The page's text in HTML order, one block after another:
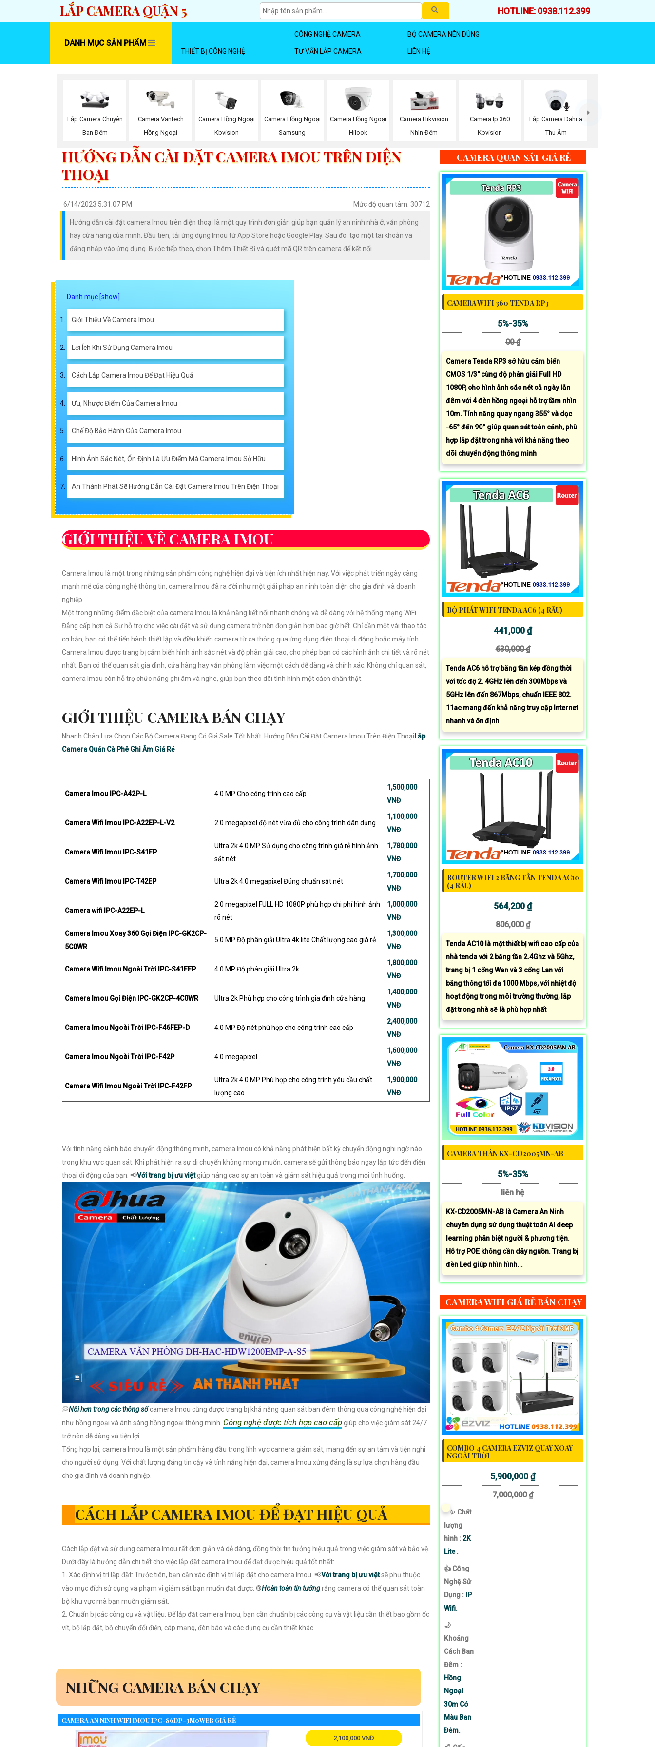
LẮP CAMERA QUẬN 5 HOTLINE: 0938.112.399
DANH MỤC SẢN PHẨM
CÔNG NGHỆ CAMERA BỘ CAMERA NÊN DÙNG
THIẾT BỊ CÔNG NGHỆ TƯ VẤN LẮP CAMERA LIÊN HỆ
Lắp Camera Chuyên
Ban Đêm
Camera Vantech
Hồng Ngoại
Camera Hồng Ngoại
Kbvision
Camera Hồng Ngoại
Samsung
Camera Hồng Ngoại
Hilook
Camera Hikvision
Nhìn Đêm
Camera Ip 360
Kbvision
Lắp Camera Dahua
Thu Âm
HƯỚNG DẪN CÀI ĐẶT CAMERA IMOU TRÊN ĐIỆN
THOẠI
6/14/2023 5:31:07 PM Mức độ quan tâm: 30712
Hướng dẫn cài đặt camera Imou trên điện thoại là một quy trình đơn giản giúp bạn quản lý an ninh nhà ở, văn phòng
hay cửa hàng của mình. Đầu tiên, tải ứng dụng Imou từ App Store hoặc Google Play. Sau đó, tạo một tài khoản và
đăng nhập vào ứng dụng. Bước tiếp theo, chọn Thêm Thiết Bị và quét mã QR trên camera để kết nối
Giới Thiệu Về Camera Imou
Lợi Ích Khi Sử Dụng Camera Imou
Cách Lắp Camera Imou Để Đạt Hiệu Quả
Ưu, Nhược Điểm Của Camera Imou
Chế Độ Bảo Hành Của Camera Imou
Hình Ảnh Sắc Nét, Ổn Định Là Ưu Điểm Mà Camera Imou Sở Hữu
An Thành Phát Sẽ Hướng Dẫn Cài Đặt Camera Imou Trên Điện Thoại
GIỚI THIỆU VỀ CAMERA IMOU
Camera Imou là một trong những sản phẩm công nghệ hiện đại và tiện ích nhất hiện nay. Với việc phát triển ngày càng
mạnh mẽ của công nghệ thông tin, camera Imou đã ra đời như một giải pháp an ninh toàn diện cho gia đình và doanh
nghiệp.
Một trong những điểm đặc biệt của camera Imou là khả năng kết nối nhanh chóng và dễ dàng với hệ thống mạng WiFi.
Đẳng cấp hơn cả Sự hỗ trợ cho việc cài đặt và sử dụng camera trở nên đơn giản hơn bao giờ hết. Chỉ cần một vài thao tác
cơ bản, bạn có thể tiến hành thiết lập và điều khiển camera từ xa thông qua ứng dụng điện thoại di động hoặc máy tính.
Camera Imou được trang bị cảm biến hình ảnh sắc nét và độ phân giải cao, cho phép bạn có các hình ảnh chi tiết và rõ nét
nhất. Bạn có thể quan sát gia đình, cửa hàng hay văn phòng làm việc một cách dễ dàng và chính xác. Không chỉ quan sát,
camera Imou còn hỗ trợ chức năng ghi âm và nghe, giúp bạn theo dõi tình hình một cách chân thật.
GIỚI THIỆU CAMERA BÁN CHẠY
Nhanh Chân Lựa Chọn Các Bộ Camera Đang Có Giá Sale Tốt Nhất: Hướng Dẫn Cài Đặt Camera Imou Trên Điện ThoạiLắp
Camera Quán Cà Phê Ghi Âm Giá Rẻ
Camera Imou IPC-A42P-L 4.0 MP Cho công trình cao cấp
1,500,000
VNĐ
Camera Wifi Imou IPC-A22EP-L-V2 2.0 megapixel độ nét vừa đủ cho công trình dân dụng
1,100,000
VNĐ
Camera Wifi Imou IPC-S41FP
Ultra 2k 4.0 MP Sử dụng cho công trình giá rẻ hình ảnh
sắt nét
1,780,000
VNĐ
Camera Wifi Imou IPC-T42EP Ultra 2k 4.0 megapixel Đúng chuẩn sắt nét
1,700,000
VNĐ
Camera wifi IPC-A22EP-L
2.0 megapixel FULL HD 1080P phù hợp chi phí hình ảnh
rõ nét
1,000,000
VNĐ
Camera Imou Xoay 360 Gọi Điện IPC-GK2CP-
5C0WR
5.0 MP Độ phân giải Ultra 4k lite Chất lượng cao giá rẻ
1,300,000
VNĐ
Camera Wifi Imou Ngoài Trời IPC-S41FEP 4.0 MP Độ phân giải Ultra 2k
1,800,000
VNĐ
Camera Imou Gọi Điện IPC-GK2CP-4C0WR Ultra 2k Phù hợp cho công trình gia đình cửa hàng
1,400,000
VNĐ
Camera Imou Ngoài Trời IPC-F46FEP-D 4.0 MP Độ nét phù hợp cho công trình cao cấp
2,400,000
VNĐ
Camera Imou Ngoài Trời IPC-F42P 4.0 megapixel
1,600,000
VNĐ
Camera Wifi Imou Ngoài Trời IPC-F42FP
Ultra 2k 4.0 MP Phù hợp cho công trình yêu cầu chất
lượng cao
1,900,000
VNĐ
Với tính năng cảnh báo chuyển động thông minh, camera Imou có khả năng phát hiện bất kỳ chuyển động nghi ngờ nào
trong khu vực quan sát. Khi phát hiện ra sự di chuyển không mong muốn, camera sẽ gửi thông báo ngay lập tức đến điện
thoại di động của bạn. 📢Với trang bị ưu việtgiúp nâng cao sự an toàn và giám sát hiệu quả trong mọi tình huống.
💭Nỗi hơn trong các thông sốcamera Imou cũng được trang bị khả năng quan sát ban đêm thông qua công nghệ hiện đại
như hồng ngoại và ánh sáng hồng ngoại thông minh. Công nghệ được tích hợp cao cấp giúp cho việc giám sát 24/7
trở nên dễ dàng và tiện lợi.
Tổng hợp lại, camera Imou là một sản phẩm hàng đầu trong lĩnh vực camera giám sát, mang đến sự an tâm và tiện nghi
cho người sử dụng. Với chất lượng đáng tin cậy và tính năng hiện đại, camera Imou xứng đáng là sự lựa chọn hàng đầu
cho gia đình và doanh nghiệp.
CÁCH LẮP CAMERA IMOU ĐỂ ĐẠT HIỆU QUẢ
Cách lắp đặt và sử dụng camera Imou rất đơn giản và dễ dàng, đồng thời tin tưởng hiệu quả trong việc giám sát và bảo vệ.
Dưới đây là hướng dẫn chi tiết cho việc lắp đặt camera Imou để đạt được hiệu quả tốt nhất:
1. Xác định vị trí lắp đặt: Trước tiên, bạn cần xác định vị trí lắp đặt cho camera Imou. 📢Với trang bị ưu việtsẽ phụ thuộc
vào mục đích sử dụng và phạm vi giám sát bạn muốn đạt được. ®️Hoàn toàn tin tưởngrằng camera có thể quan sát toàn
bộ khu vực mà bạn muốn giám sát.
2. Chuẩn bị các công cụ và vật liệu: Để lắp đặt camera Imou, bạn cần chuẩn bị các công cụ và vật liệu cần thiết bao gồm ốc
vít, bộ lắp đặt, bộ chuyển đổi điện, cáp mạng, đèn báo và các dụng cụ cần thiết khác.
NHỮNG CAMERA BÁN CHẠY
CAMERA AN NINH WIFI IMOU IPC-S6DP-3M0WEB GIÁ RẺ
2,100,000 VNĐ
CAMERA QUAN SÁT GIÁ RẺ
CAMERA WIFI 360 TENDA RP3
5%-35%
00 ₫
Camera Tenda RP3 sở hữu cảm biến
CMOS 1/3" cùng độ phân giải Full HD
1080P, cho hình ảnh sắc nét cả ngày lẫn
đêm với 4 đèn hồng ngoại hỗ trợ tầm nhìn
10m. Tính năng quay ngang 355° và dọc
-65° đến 90° giúp quan sát toàn cảnh, phù
hợp lắp đặt trong nhà với khả năng theo
dõi chuyển động thông minh
BỘ PHÁT WIFI TENDA AC6 (4 RÂU)
441,000 ₫
630,000 ₫
Tenda AC6 hỗ trợ băng tần kép đồng thời
với tốc độ 2. 4GHz lên đến 300Mbps và
5GHz lên đến 867Mbps, chuẩn IEEE 802.
11ac mang đến khả năng truy cập Internet
nhanh và ổn định
ROUTER WIFI 2 BĂNG TẦN TENDA AC10
(4 RÂU)
564,200 ₫
806,000 ₫
Tenda AC10 là một thiết bị wifi cao cấp của
nhà tenda với 2 băng tần 2.4Ghz và 5Ghz,
trang bị 1 cổng Wan và 3 cổng Lan với
băng thông tối đa 1000 Mbps, với nhiệt độ
hoạt động trong môi trường thường, lắp
đặt trong nhà sẽ là phù hợp nhất
CAMERA THÂN KX-CD2005MN-AB
5%-35%
liên hệ
KX-CD2005MN-AB là Camera An Ninh
chuyên dụng sử dụng thuật toán AI deep
learning phân biệt người & phương tiện.
Hỗ trợ POE không cần dây nguồn. Trang bị
đèn Led giúp nhìn hình...
CAMERA WIFI GIÁ RẺ BÁN CHẠY
COMBO 4 CAMERA EZVIZ QUAY XOAY
NGOÀI TRỜI
5,900,000 ₫
7,000,000 ₫
✨ Chất
lượng
hình : 2K
Lite .
👍 Công
Nghệ Sử
Dụng : IP
Wifi.
🌙
Khoảng
Cách Ban
Đêm :
Hồng
Ngoại
30m Có
Màu Ban
Ðêm.